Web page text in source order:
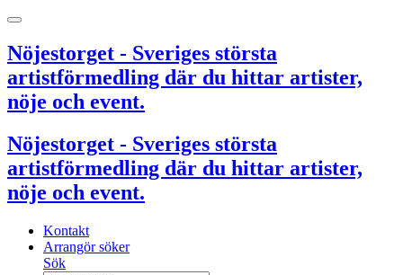
Nöjestorget - Sveriges största
artistförmedling där du hittar artister,
nöje och event.
Nöjestorget - Sveriges största
artistförmedling där du hittar artister,
nöje och event.
Kontakt
Arrangör söker
Sök